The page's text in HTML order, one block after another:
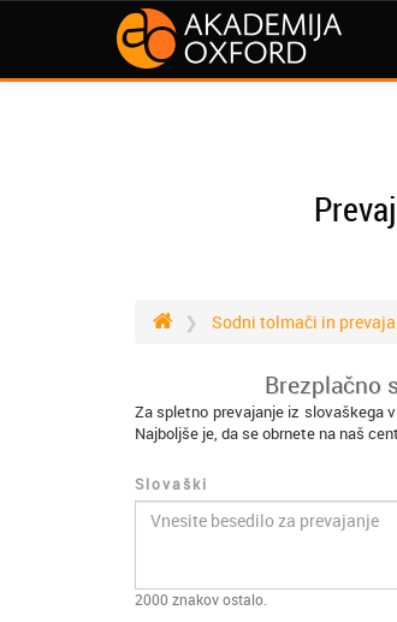
Sodni tolmači in
Brezplačno
Za spletno prevajanje iz slovaškega
Najboljše je, da se obrnete na naš
Slovaški
2000 znakov ostalo.